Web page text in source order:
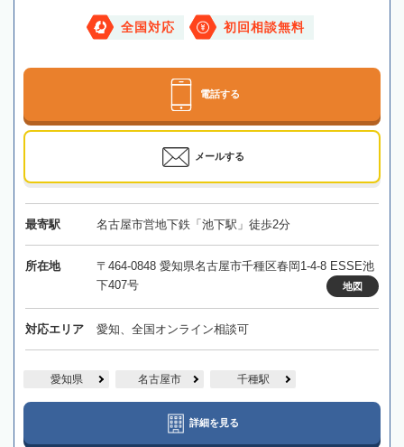
全国対応 初回相談無料
電話する
メールする
最寄駅 名古屋市営地下鉄「池下駅」徒歩2分
所在地
〒464-0848 愛知県名古屋市千種区春岡1-4-8 ESSE池
下407号
地図
対応エリア 愛知、全国オンライン相談可
愛知県 名古屋市 千種駅
詳細を見る